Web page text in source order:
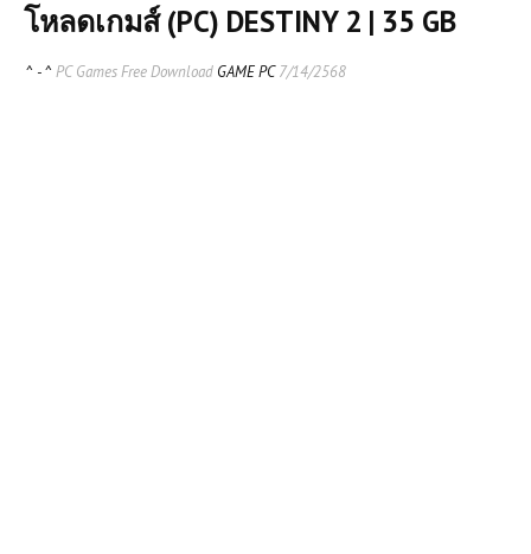
โหลดเกมส์ (PC) DESTINY 2 | 35 GB
^ - ^ PC Games Free Download GAME PC7/14/2568